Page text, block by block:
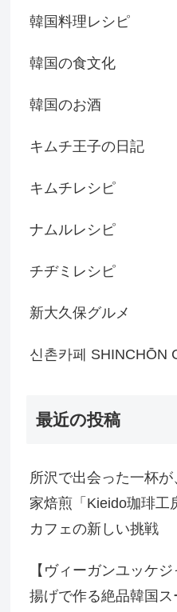
韓国料理レシピ
韓国の食文化
韓国のお酒
キムチ王子の日記
キムチレシピ
ナムルレシピ
チヂミレシピ
新大久保グルメ
신촌카페 SHINCHŌN
最近の投稿
所沢で出会った一杯
家焙煎「Kieido珈琲工
カフェの新しい挑戦
【ヴィーガンユッケ
揚げで作る絶品韓国